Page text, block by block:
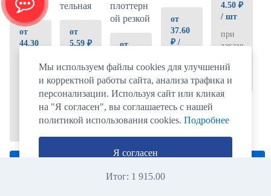
м
от
44.30
заказе
тельная
от
5.59 ₽
при
заказе
от
100
шт
плоттерн
ой резкой
от
/ шт
при
заказе
от
100
сейчас
от
37.60
₽ /
при
заказе
от
100
шт
4.50 ₽
/ шт
при
заказе
100
шт
Итог: 1 915.00
Мы используем файлы cookies для улучшений
и корректной работы сайта, анализа трафика и
персонализации. Используя сайт или кликая
на "Я согласен", вы соглашаетесь с нашей
политикой использования cookies. Подробнее
Я согласен